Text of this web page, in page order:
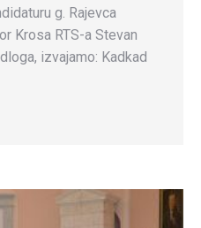
g. Rajevca
Krosa RTS-a Stevan
izvajamo: Kadkad